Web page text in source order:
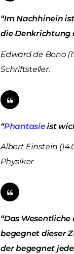
“Im Nachhinein
die Denkrichtung
Edward de Bono
Schriftsteller.
“Phantasieist
Albert Einstein
Physiker
“Das
begegnet dieser
der begegnet